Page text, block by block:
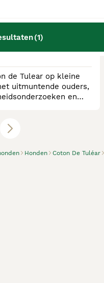
(1)
Honden Coton De Tuléar
de Tulear op kleine
uitmuntende ouders,
en
groeien op in